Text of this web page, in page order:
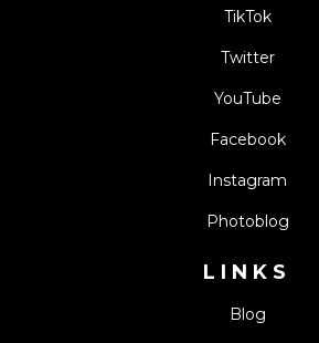
TikTok
Twitter
YouTube
Facebook
Instagram
Photoblog
LINKS
Blog